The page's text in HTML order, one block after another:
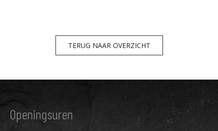
TERUG NAAR OVERZICHT
Openingsuren